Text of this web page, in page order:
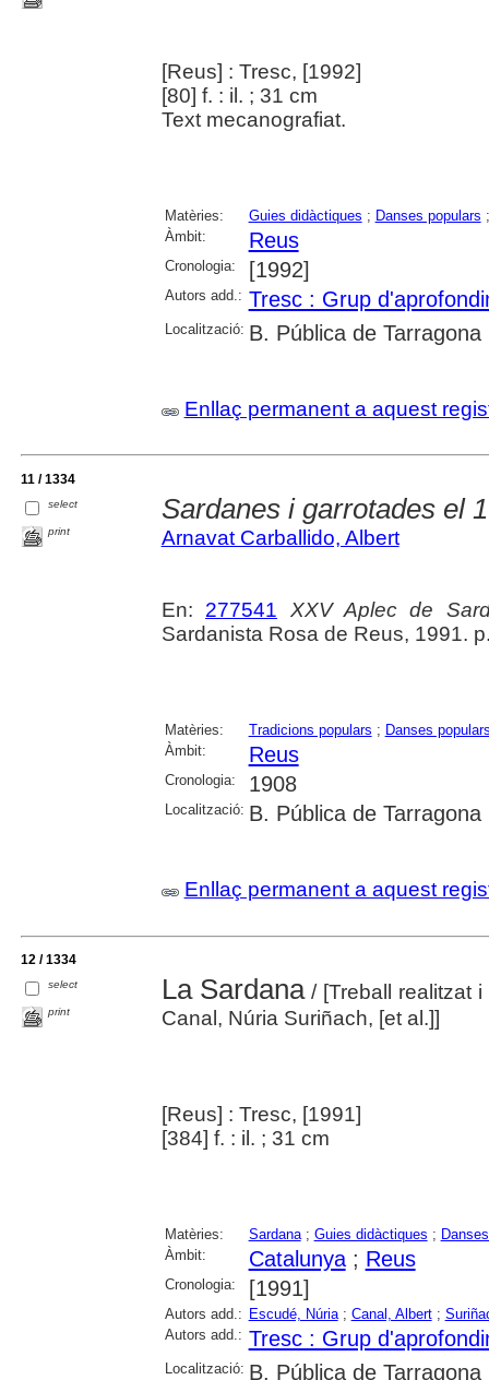
[Reus] : Tresc, [1992]
[80] f. : il. ; 31 cm
Text mecanografiat.
Matèries: Guies didàctiques ; Danses populars
Àmbit:
Reus
Cronologia: [1992]
Autors add.: Tresc : Grup
Localització: B. Pública de Tarragona
Enllaç permanent a aquest
11 / 1334
select
print
Sardanes i garrotades el
Arnavat Carballido, Albert
En: 277541
XXV Aplec de
Sardanista Rosa de Reus, 1991.
Matèries: Tradicions populars ; Danses
Àmbit:
Reus
Cronologia: 1908
Localització: B. Pública de Tarragona
Enllaç permanent a aquest
12 / 1334
select
print
La Sardana/ [Treball realitzat i
Canal, Núria Suriñach, [et al.]]
[Reus] : Tresc, [1991]
[384] f. : il. ; 31 cm
Matèries: Sardana; Guies didàctiques ;
Àmbit:
Catalunya; Reus
Cronologia: [1991]
Autors add.: Escudé, Núria; Canal, Albert;
Autors add.: Tresc : Grup
Localització: B. Pública de Tarragona